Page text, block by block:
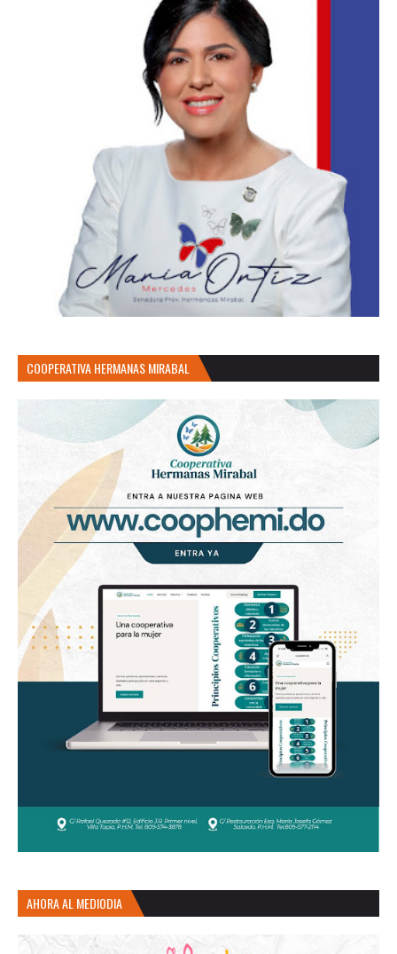
COOPERATIVA HERMANAS MIRABAL
AHORA AL MEDIODIA